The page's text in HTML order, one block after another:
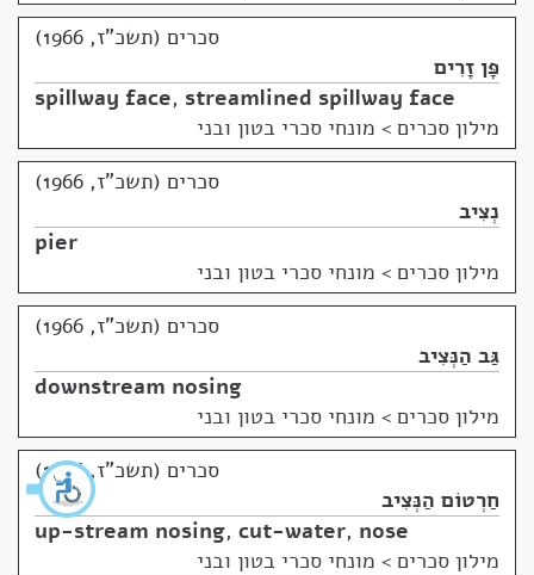
סכרים (תשכ"ז, 1966)
פָּן זָרִים
spillway face, streamlined spillway face
מילון סכרים > מונחי סכרי בטון ובני
סכרים (תשכ"ז, 1966)
נְצִיב
pier
מילון סכרים > מונחי סכרי בטון ובני
סכרים (תשכ"ז, 1966)
גַּב הַנְּצִיב
downstream nosing
מילון סכרים > מונחי סכרי בטון ובני
סכרים (תשכ"ז, 1966)
חַרְטוֹם הַנְּצִיב
up-stream nosing, cut-water, nose
מילון סכרים > מונחי סכרי בטון ובני